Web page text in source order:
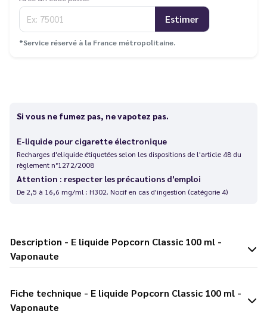
Estimer
*Service réservé à la France métropolitaine.
Si vous ne fumez pas, ne vapotez pas.
E-liquide pour cigarette électronique
Recharges d'eliquide étiquetées selon les dispositions de l'article 48 du
règlement n°1272/2008
Attention : respecter les précautions d'emploi
De 2,5 à 16,6 mg/ml : H302. Nocif en cas d'ingestion (catégorie 4)
Description - E liquide Popcorn Classic 100 ml -
Vaponaute
Fiche technique - E liquide Popcorn Classic 100 ml -
Vaponaute